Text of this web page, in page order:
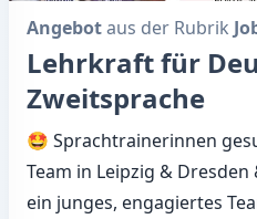
Angebotaus der Rubrik
Lehrkraft für
Zweitsprache
🤩 Sprachtrainerinnen
Team in Leipzig &
ein junges, engagiertes